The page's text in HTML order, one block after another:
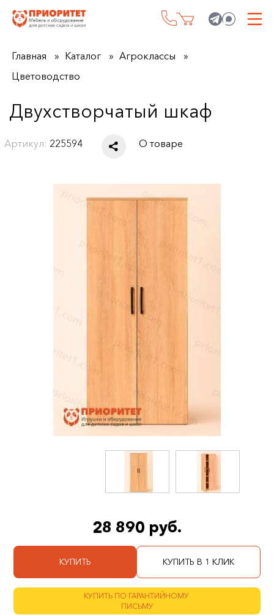
Главная Каталог
Агроклассы
Цветоводство
Двухстворчатый шкаф
Артикул: 225594 О товаре
28 890 руб.
КУПИТЬ КУПИТЬ В 1 КЛИК
КУПИТЬ ПО ГАРАНТИЙНОМУ
ПИСЬМУ